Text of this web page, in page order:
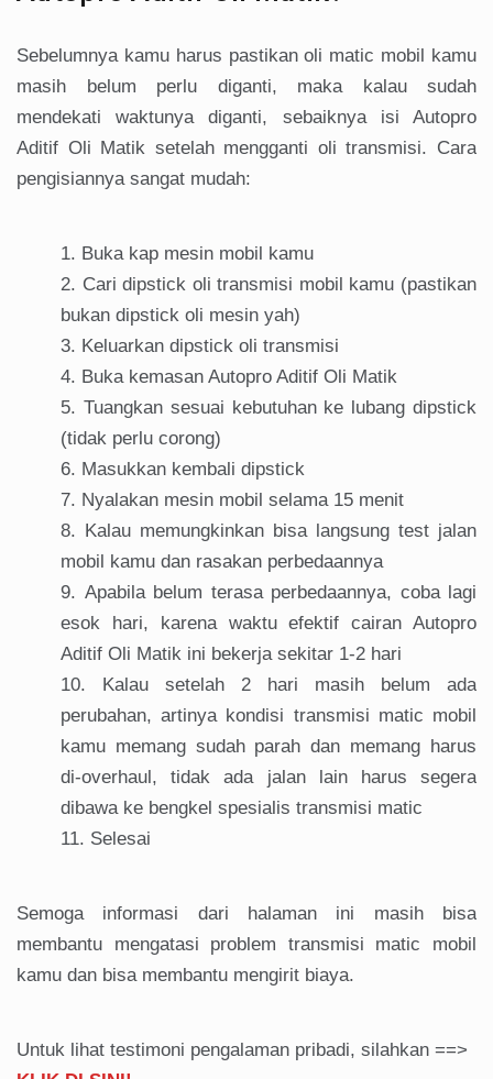
Sebelumnya kamu harus pastikan oli matic mobil kamu
masih belum perlu diganti, maka kalau sudah
mendekati waktunya diganti, sebaiknya isi Autopro
Aditif Oli Matik setelah mengganti oli transmisi. Cara
pengisiannya sangat mudah:
Buka kap mesin mobil kamu
Cari dipstick oli transmisi mobil kamu (pastikan
bukan dipstick oli mesin yah)
Keluarkan dipstick oli transmisi
Buka kemasan Autopro Aditif Oli Matik
Tuangkan sesuai kebutuhan ke lubang dipstick
(tidak perlu corong)
Masukkan kembali dipstick
Nyalakan mesin mobil selama 15 menit
Kalau memungkinkan bisa langsung test jalan
mobil kamu dan rasakan perbedaannya
Apabila belum terasa perbedaannya, coba lagi
esok hari, karena waktu efektif cairan Autopro
Aditif Oli Matik ini bekerja sekitar 1-2 hari
Kalau setelah 2 hari masih belum ada
perubahan, artinya kondisi transmisi matic mobil
kamu memang sudah parah dan memang harus
di-overhaul, tidak ada jalan lain harus segera
dibawa ke bengkel spesialis transmisi matic
Selesai
Semoga informasi dari halaman ini masih bisa
membantu mengatasi problem transmisi matic mobil
kamu dan bisa membantu mengirit biaya.
Untuk lihat testimoni pengalaman pribadi, silahkan ==>